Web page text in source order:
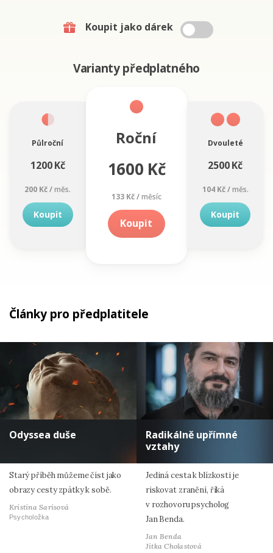
Koupit jako dárek
Varianty předplatného
Půlroční
1200 Kč
200 Kč /měs.
Koupit
Roční
1600 Kč
133 Kč /měsíc
Koupit
Dvouleté
2500 Kč
104 Kč /měs.
Koupit
Články pro předplatitele
Odyssea duše
Starý příběh můžeme číst jako
obrazy cesty zpátky k sobě.
Kristina Sarisová
Psycholožka
Radikálně upřímné
vztahy
Jediná cesta k blízkosti je
riskovat zranění, říká
v rozhovoru psycholog
Jan Benda.
Jan Benda
Jitka Cholastová